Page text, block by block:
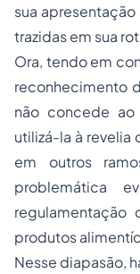
sua
trazidas em sua
Ora, tendo em
reconhecimento
não concede
utilizá-la à revelia
em outros
problemática
regulamentação
produtos
Nesse diapasão,